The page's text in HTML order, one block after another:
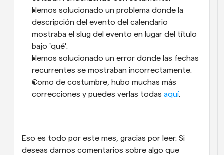
Hemos solucionado un problema donde la
descripción del evento del calendario
mostraba el slug del evento en lugar del título
bajo 'qué'.
Hemos solucionado un error donde las fechas
recurrentes se mostraban incorrectamente.
Como de costumbre, hubo muchas más
correcciones y puedes verlas todas aquí.
Eso es todo por este mes, gracias por leer. Si
deseas darnos comentarios sobre algo que